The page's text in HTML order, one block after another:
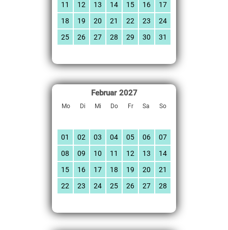
11
12 13 14 15 16
17
18
19 20 21 22 23
24
25
26 27 28 29 30 31
Februar 2027
Mo Di Mi Do Fr Sa So
01 02 03 04 05 06
07
08
09 10 11 12 13
14
15
16 17 18 19 20
21
22
23 24 25 26 27 28